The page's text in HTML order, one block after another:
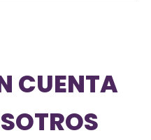
CUENTA